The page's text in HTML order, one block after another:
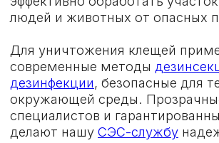
СПЕЦИАЛЬНОЕ ПРЕДЛОЖЕНИЕ:
НА ВСЕ УСЛУГИ
СКИДКА 15%